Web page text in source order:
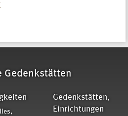
Gedenkstätten
Gedenkstätten,
Einrichtungen